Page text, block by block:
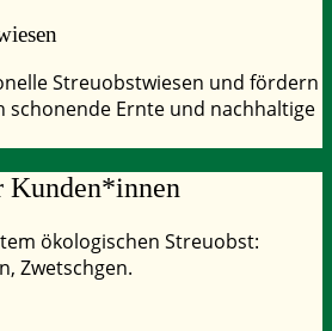
Streuobstwiesen und fördern
schonende Ernte und nachhaltige
Kunden*innen
ökologischen Streuobst:
Zwetschgen.